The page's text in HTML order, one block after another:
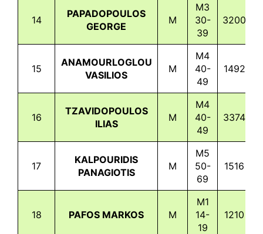
14
PAPADOPOULOS
GEORGE
M
M3
30-
39
3200
15
ANAMOURLOGLOU
VASILIOS
M
M4
40-
49
1492
16
TZAVIDOPOULOS
ILIAS
M
M4
40-
49
3374
17
KALPOURIDIS
PANAGIOTIS
M
M5
50-
69
1516
18 PAFOS MARKOS M
M1
14-
19
1210